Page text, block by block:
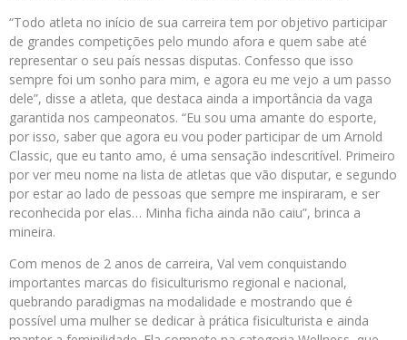
“Todo atleta no início de sua carreira tem por objetivo participar
de grandes competições pelo mundo afora e quem sabe até
representar o seu país nessas disputas. Confesso que isso
sempre foi um sonho para mim, e agora eu me vejo a um passo
dele”, disse a atleta, que destaca ainda a importância da vaga
garantida nos campeonatos. “Eu sou uma amante do esporte,
por isso, saber que agora eu vou poder participar de um Arnold
Classic, que eu tanto amo, é uma sensação indescritível. Primeiro
por ver meu nome na lista de atletas que vão disputar, e segundo
por estar ao lado de pessoas que sempre me inspiraram, e ser
reconhecida por elas… Minha ficha ainda não caiu”, brinca a
mineira.
Com menos de 2 anos de carreira, Val vem conquistando
importantes marcas do fisiculturismo regional e nacional,
quebrando paradigmas na modalidade e mostrando que é
possível uma mulher se dedicar à prática fisiculturista e ainda